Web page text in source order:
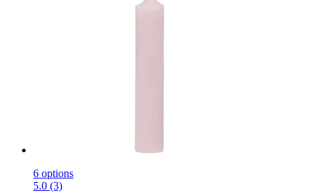
6 options
5.0 (3)